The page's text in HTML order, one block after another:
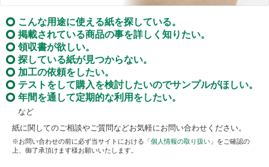
こんな用途に使える紙を探している。
掲載されている商品の事を詳しく知りたい。
領収書が欲しい。
探している紙が見つからない。
加工の依頼をしたい。
テストをして購入を検討したいのでサンプルがほしい。
年間を通して定期的な利用をしたい。
など
紙に関してのご相談やご質問などお気軽にお問い合わせください。
※お問い合わせの前に必ず当サイトにおける「個人情報の取り扱い 」をご確認の
上、御了承頂けます様お願いいたします。